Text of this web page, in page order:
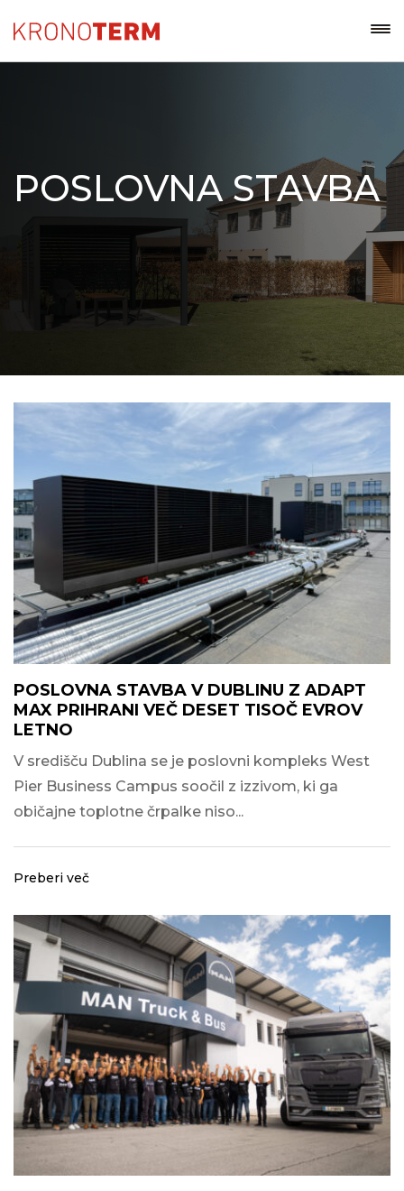
POSLOVNA STAVBA
POSLOVNA STAVBA V DUBLINU Z ADAPT
MAX PRIHRANI VEČ DESET TISOČ EVROV
LETNO
V središču Dublina se je poslovni kompleks West
Pier Business Campus soočil z izzivom, ki ga
običajne toplotne črpalke niso...
Preberi več